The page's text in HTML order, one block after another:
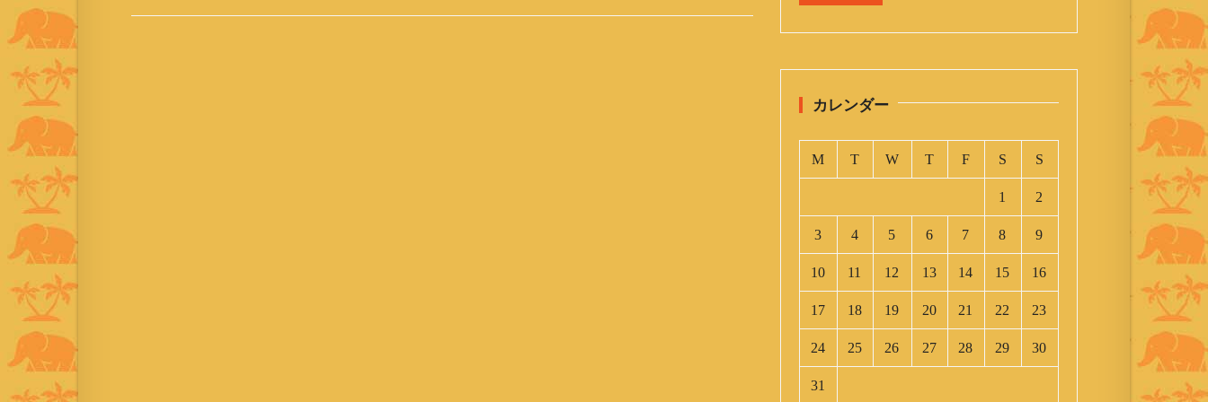
カレンダー
M T W T F S S
1 2
3 4 5 6 7 8 9
10 11 12 13 14 15 16
17 18 19 20 21 22 23
24 25 26 27 28 29 30
31